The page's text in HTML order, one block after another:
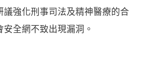
議強化刑事司法及精神醫療的合
全網不致出現漏洞。